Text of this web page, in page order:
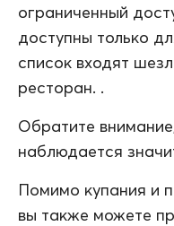
ограниченный
доступны только
список входят
ресторан. .
Обратите
наблюдается
Помимо купания и
вы также можете